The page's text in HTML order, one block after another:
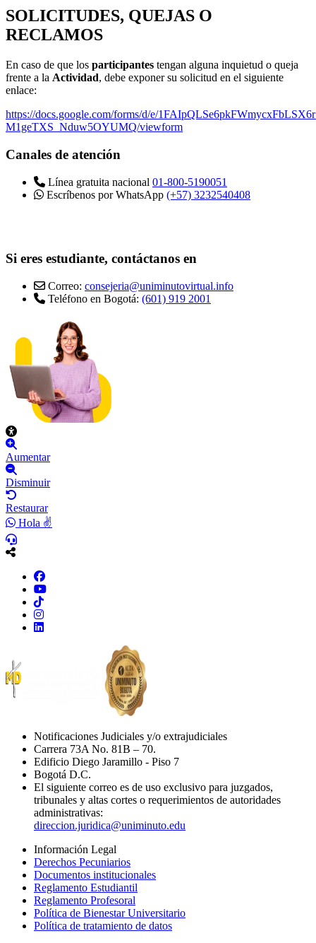
SOLICITUDES, QUEJAS O
RECLAMOS
En caso de que los participantes tengan alguna inquietud o queja
frente a la Actividad, debe exponer su solicitud en el siguiente
enlace:
https://docs.google.com/forms/d/e/
M1geTXS_Nduw5OYUMQ/viewform
Canales de atención
Línea gratuita nacional 01-800-5190051
Escríbenos por WhatsApp (+57) 3232540408
Si eres estudiante, contáctanos en
Correo: consejeria@uniminutovirtual.info
Teléfono en Bogotá: (601) 919 2001
Aumentar
Disminuir
Restaurar
Hola ✌
Notificaciones Judiciales y/o extrajudiciales
Carrera 73A No. 81B – 70.
Edificio Diego Jaramillo - Piso 7
Bogotá D.C.
El siguiente correo es de uso exclusivo para juzgados,
tribunales y altas cortes o requerimientos de autoridades
administrativas:
direccion.juridica@uniminuto.edu
Información Legal
Derechos Pecuniarios
Documentos institucionales
Reglamento Estudiantil
Reglamento Profesoral
Política de Bienestar Universitario
Política de tratamiento de datos